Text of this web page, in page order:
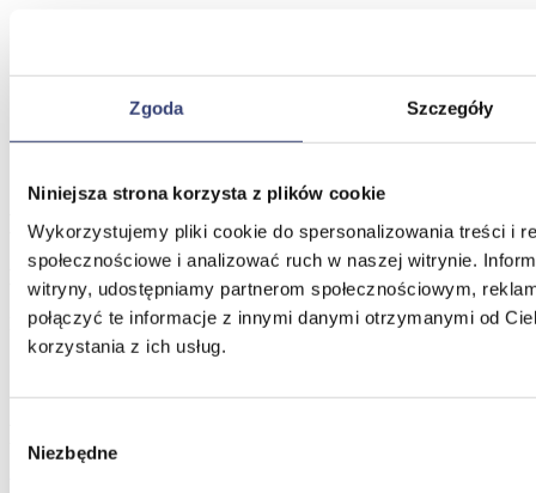
Zgoda Szczegóły
Niniejsza strona korzysta z plików cookie
Wykorzystujemy pliki cookie do spersonalizowania treści i
społecznościowe i analizować ruch w naszej witrynie.
witryny, udostępniamy partnerom społecznościowym,
połączyć te informacje z innymi danymi otrzymanymi od
korzystania z ich usług.
zgody
Niezbędne
Kolor
Marka
Dentaurum
Dentaurum. Jakość. Na całym świecie. Unikalność.